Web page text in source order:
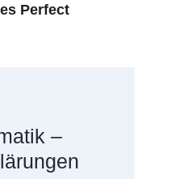
Perfect
–